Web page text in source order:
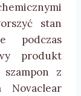
stan
podczas
produkt
z
Novaclear